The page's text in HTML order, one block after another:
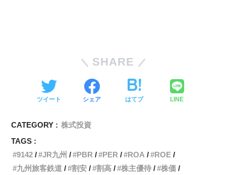
SHARE
ツイート シェア はてブ LINE
CATEGORY : 株式投資
TAGS :
9142
JR九州 PBR PER ROA
ROE
九州旅客鉄道
割安 割高 株主優待
株価